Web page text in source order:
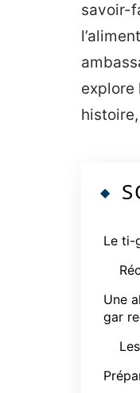
savoir-
explore
Le ti-
Une
gar